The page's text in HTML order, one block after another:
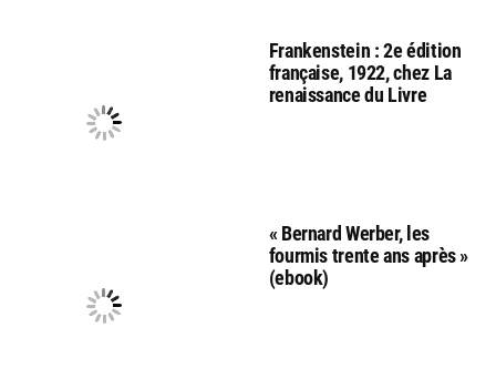
Frankenstein : 2e édition
française, 1922, chez La
renaissance du Livre
« Bernard Werber, les
fourmis trente ans après »
(ebook)